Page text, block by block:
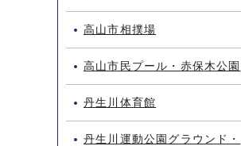
高山市相撲場
高山市民プール・赤保木公園
丹生川体育館
丹生川運動公園グラウンド・